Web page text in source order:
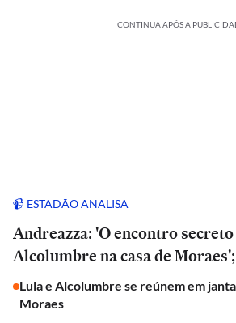
CONTINUA APÓS A
📹 ESTADÃO ANALISA
Andreazza: 'O encontro
Alcolumbre na casa de
Lula e Alcolumbre se reúnem em
Moraes